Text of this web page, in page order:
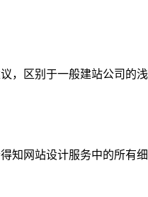
，区别于一般建站公司的
知网站设计服务中的所有